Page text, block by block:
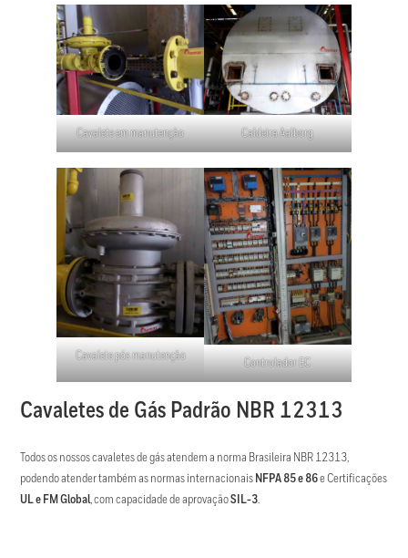
Cavalete em manutenção Caldeira Aalborg
Cavalete pós manutenção
Controlador EC
Cavaletes de Gás Padrão NBR 12313
Todos os nossos cavaletes de gás atendem a norma Brasileira NBR 12313,
podendo atender também as normas internacionais NFPA 85 e 86e Certificações
UL e FM Global, com capacidade de aprovaçãoSIL-3.